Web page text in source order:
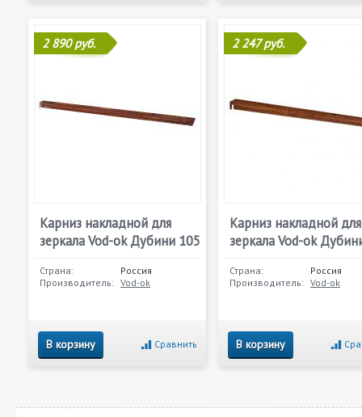
2 890 руб.
Карниз накладной для
зеркала Vod-ok Дубини 105
Страна:
Россия
Производитель: Vod-ok
В корзину Сравнить
2 247 руб.
Карниз накладной для
зеркала Vod-ok
Страна:
Россия
Производитель: Vod-ok
В корзину